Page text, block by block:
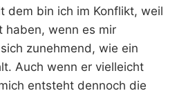
dem bin ich im Konflikt, weil
haben, wenn es mir
zunehmend, wie ein
Auch wenn er vielleicht
entsteht dennoch die